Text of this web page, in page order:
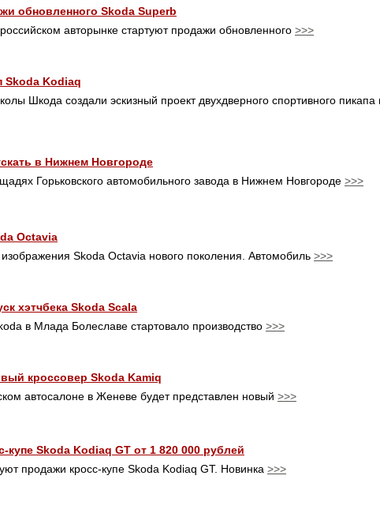
обновленного Skoda Superb
авторынке стартуют продажи обновленного >>>
Skoda Kodiaq
Шкода создали эскизный проект двухдверного спортивного
в Нижнем Новгороде
Горьковского автомобильного завода в Нижнем Новгороде >>>
Octavia
Skoda Octavia нового поколения. Автомобиль >>>
хэтчбека Skoda Scala
в Млада Болеславе стартовало производство >>>
кроссовер Skoda Kamiq
автосалоне в Женеве будет представлен новый >>>
купе Skoda Kodiaq GT от 1 820 000 рублей
продажи кросс-купе Skoda Kodiaq GT. Новинка >>>